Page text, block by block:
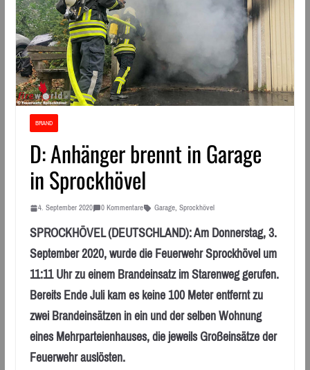
BRAND
D: Anhänger brennt in Garage
in Sprockhövel
4. September 2020 0 Kommentare Garage, Sprockhövel
SPROCKHÖVEL (DEUTSCHLAND): Am Donnerstag, 3.
September 2020, wurde die Feuerwehr Sprockhövel um
11:11 Uhr zu einem Brandeinsatz im Starenweg gerufen.
Bereits Ende Juli kam es keine 100 Meter entfernt zu
zwei Brandeinsätzen in ein und der selben Wohnung
eines Mehrparteienhauses, die jeweils Großeinsätze der
Feuerwehr auslösten.